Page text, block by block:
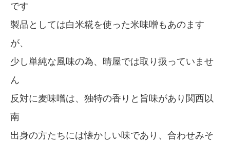
です
製品としては白米糀を使った米味噌もあのます
が、
少し単純な風味の為、晴屋では取り扱っていませ
ん
反対に麦味噌は、独特の香りと旨味があり関西以
南
出身の方たちには懐かしい味であり、合わせみそ